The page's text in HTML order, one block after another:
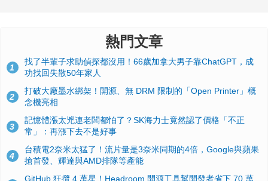
熱門文章
1
找了半輩子求助偵探都沒用！66歲加拿大男子靠ChatGPT，成
功找回失散50年家人
2
打破大廠墨水綁架！開源、無 DRM 限制的「Open Printer」概
念機亮相
3
記憶體漲太兇連老闆都怕了？SK海力士竟然認了價格「不正
常」：再漲下去不是好事
4
台積電2奈米太猛了！流片量是3奈米同期的4倍，Google與蘋果
搶首發、輝達與AMD排隊等產能
GitHub 狂攬 4 萬星！Headroom 開源工具幫開發者省下 70 萬